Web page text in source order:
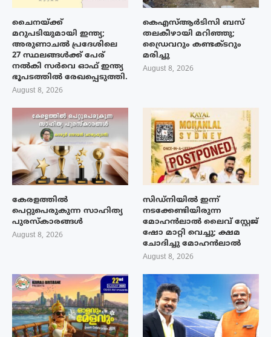
ചൈനയ്ക്ക്
മറുപടിയുമായി ഇന്ത്യ;
അരുണാചൽ പ്രദേശിലെ
27 സ്ഥലങ്ങൾക്ക് പേര്
നൽകി സർവെ ഓഫ് ഇന്ത്യ
ഭൂപടത്തിൽ രേഖപ്പെടുത്തി.
August 8, 2026
കെഎസ്ആർടിസി ബസ്
തലകീഴായി മറിഞ്ഞു;
ഡ്രൈവറും കണ്ടക്ടറും
മരിച്ചു
August 8, 2026
കേരളത്തിൽ
പെറ്റുപെരുകുന്ന സാഹിത്യ
പുരസ്‌കാരങ്ങൾ
August 8, 2026
സിഡ്നിയിൽ ഇന്ന്
നടക്കേണ്ടിയിരുന്ന
മോഹൻലാൽ ലൈവ് സ്റ്റേജ്
ഷോ മാറ്റി വെച്ചു; ക്ഷമ
ചോദിച്ചു മോഹൻലാൽ
August 8, 2026